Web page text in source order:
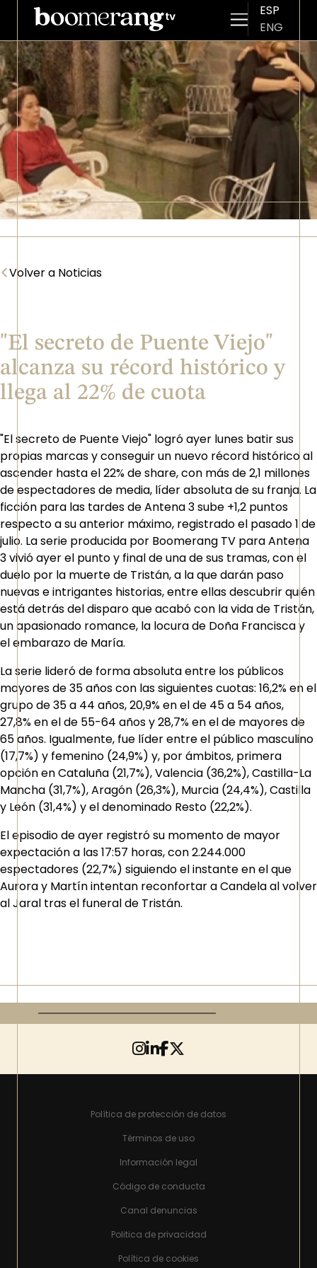
Pasar al contenido principal
ESP
ENG
Imagen
<Volver a Noticias
"El secreto de Puente Viejo"
alcanza su récord histórico y
llega al 22% de cuota
"El secreto de Puente Viejo" logró ayer lunes batir sus
propias marcas y conseguir un nuevo récord histórico al
ascender hasta el 22% de share, con más de 2,1 millones
de espectadores de media, líder absoluta de su franja. La
ficción para las tardes de Antena 3 sube +1,2 puntos
respecto a su anterior máximo, registrado el pasado 1 de
julio. La serie producida por Boomerang TV para Antena
3 vivió ayer el punto y final de una de sus tramas, con el
duelo por la muerte de Tristán, a la que darán paso
nuevas e intrigantes historias, entre ellas descubrir quién
está detrás del disparo que acabó con la vida de Tristán,
un apasionado romance, la locura de Doña Francisca y
el embarazo de María.
La serie lideró de forma absoluta entre los públicos
mayores de 35 años con las siguientes cuotas: 16,2% en el
grupo de 35 a 44 años, 20,9% en el de 45 a 54 años,
27,8% en el de 55-64 años y 28,7% en el de mayores de
65 años. Igualmente, fue líder entre el público masculino
(17,7%) y femenino (24,9%) y, por ámbitos, primera
opción en Cataluña (21,7%), Valencia (36,2%), Castilla-La
Mancha (31,7%), Aragón (26,3%), Murcia (24,4%), Castilla
y León (31,4%) y el denominado Resto (22,2%).
El episodio de ayer registró su momento de mayor
expectación a las 17:57 horas, con 2.244.000
espectadores (22,7%) siguiendo el instante en el que
Aurora y Martín intentan reconfortar a Candela al volver
al Jaral tras el funeral de Tristán.
Política de protección de datos
Términos de uso
Información legal
Código de conducta
Canal denuncias
Politica de privacidad
Política de cookies